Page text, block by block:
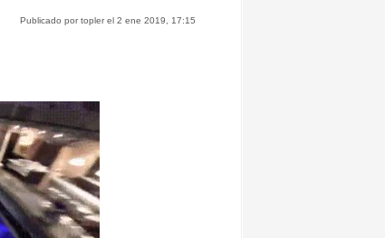
Publicado por topler el 2 ene 2019, 17:15